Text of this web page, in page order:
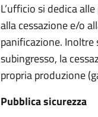
L’ufficio si dedica
alla cessazione e/o
panificazione. Inoltre
subingresso, la
propria produzione
Pubblica sicurezza